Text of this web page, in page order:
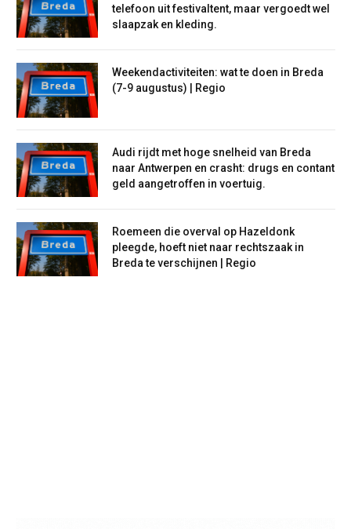
telefoon uit festivaltent, maar vergoedt wel
slaapzak en kleding.
Weekendactiviteiten: wat te doen in Breda
(7-9 augustus) | Regio
Audi rijdt met hoge snelheid van Breda
naar Antwerpen en crasht: drugs en contant
geld aangetroffen in voertuig.
Roemeen die overval op Hazeldonk
pleegde, hoeft niet naar rechtszaak in
Breda te verschijnen | Regio